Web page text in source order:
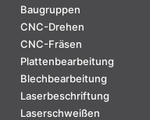
Baugruppen
CNC-Drehen
CNC-Fräsen
Plattenbearbeitung
Blechbearbeitung
Laserbeschriftung
Laserschweißen